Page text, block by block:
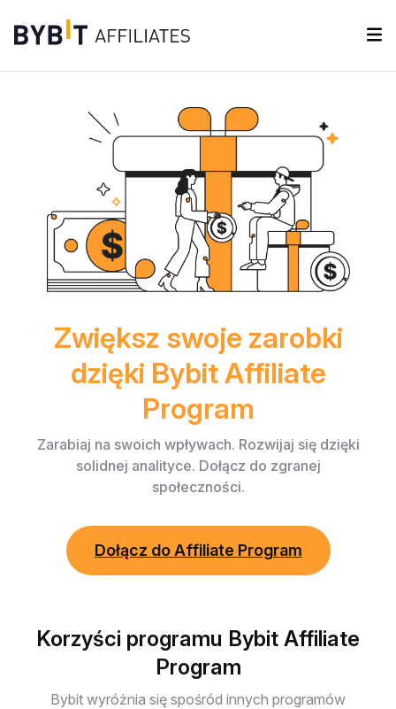
Zwiększ swoje zarobki
dzięki Bybit Affiliate
Program
Zarabiaj na swoich wpływach. Rozwijaj się dzięki
solidnej analityce. Dołącz do zgranej
społeczności.
Dołącz do Affiliate Program
Korzyści programu Bybit Affiliate
Program
Bybit wyróżnia się spośród innych programów